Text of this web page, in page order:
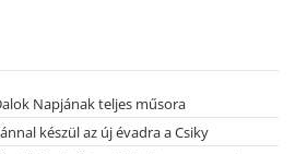
Napjának teljes műsora
készül az új évadra a Csiky